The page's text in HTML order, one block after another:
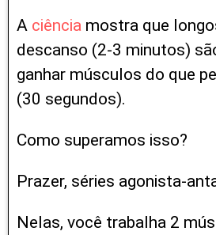
A ciência mostra que
descanso (2-3 minutos)
ganhar músculos do que
(30 segundos).
Como superamos isso?
Prazer, séries agonista-
Nelas, você trabalha 2